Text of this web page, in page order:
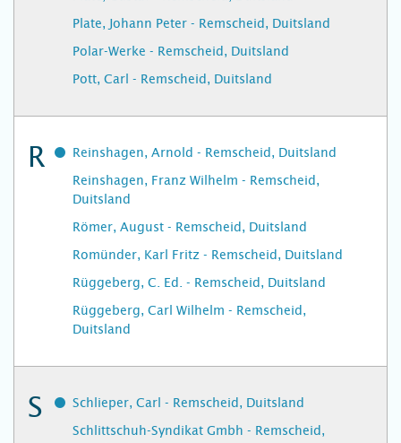
Plate, Johann Peter - Remscheid, Duitsland
Polar-Werke - Remscheid, Duitsland
Pott, Carl - Remscheid, Duitsland
R
Reinshagen, Arnold - Remscheid, Duitsland
Reinshagen, Franz Wilhelm - Remscheid,
Duitsland
Römer, August - Remscheid, Duitsland
Romünder, Karl Fritz - Remscheid, Duitsland
Rüggeberg, C. Ed. - Remscheid, Duitsland
Rüggeberg, Carl Wilhelm - Remscheid,
Duitsland
S
Schlieper, Carl - Remscheid, Duitsland
Schlittschuh-Syndikat Gmbh - Remscheid,